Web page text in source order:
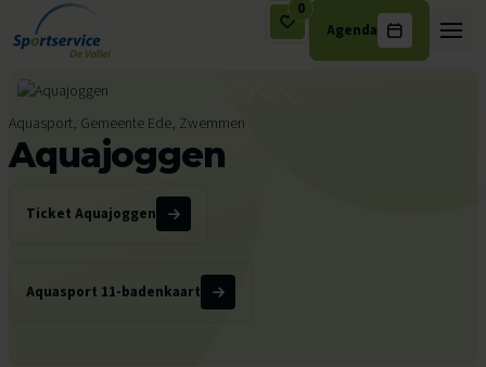
Ga naar de inhoud
0
Agenda
Aquasport, Gemeente Ede, Zwemmen
Aquajoggen
Ticket Aquajoggen
Aquasport 11-badenkaart